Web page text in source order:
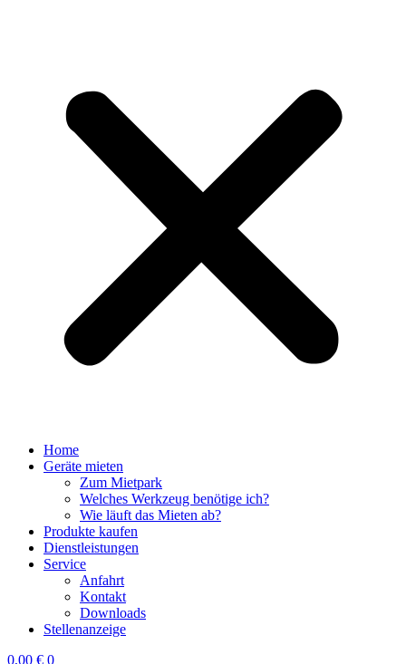
Home
Geräte mieten
Zum Mietpark
Welches Werkzeug benötige ich?
Wie läuft das Mieten ab?
Produkte kaufen
Dienstleistungen
Service
Anfahrt
Kontakt
Downloads
Stellenanzeige
0,00 € 0